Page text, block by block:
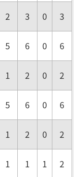
2 3 0
3
5 6 0
6
1 2 0
2
5 6 0
6
1 2 0
2
1 1 1
2